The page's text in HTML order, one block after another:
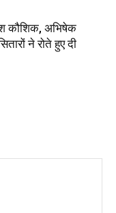
कौशिक, अभिषेक
ने रोते हुए दी